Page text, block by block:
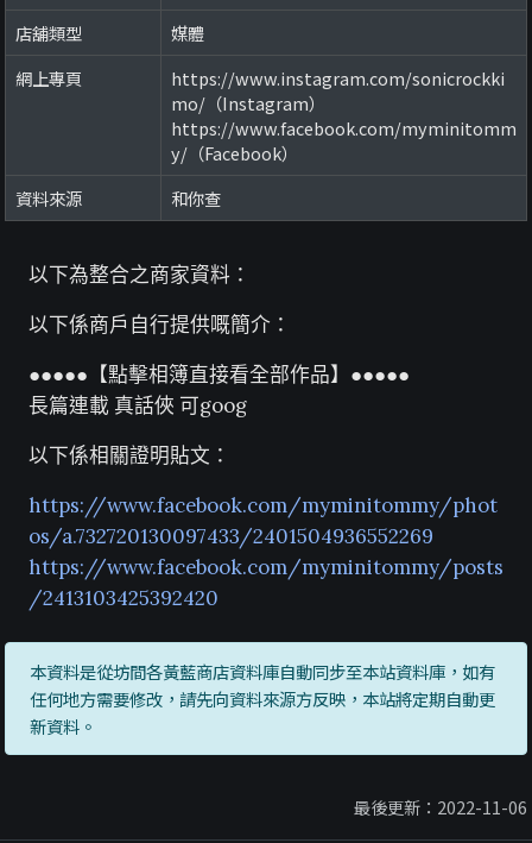
店舖類型
媒體
網上專頁
https://www.instagram.com/sonicrockki
mo/（Instagram）
https://www.facebook.com/myminitomm
y/（Facebook）
資料來源
和你查
以下為整合之商家資料：
以下係商戶自行提供嘅簡介：
●●●●●【點擊相簿直接看全部作品】●●●●●
長篇連載 真話俠 可goog
以下係相關證明貼文：
https://www.facebook.com/myminitommy/phot
os/a.732720130097433/2401504936552269
https://www.facebook.com/myminitommy/posts
/2413103425392420
本資料是從坊間各黃藍商店資料庫自動同步至本站資料庫，如有
任何地方需要修改，請先向資料來源方反映，本站將定期自動更
新資料。
最後更新：2022-11-06